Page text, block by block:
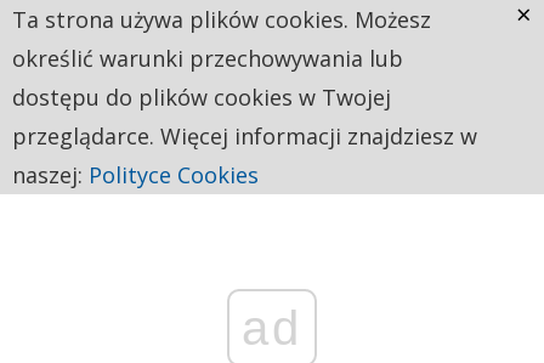
ad
Ta strona używa plików cookies. Możesz
określić warunki przechowywania lub
dostępu do plików cookies w Twojej
przeglądarce. Więcej informacji znajdziesz w
naszej: Polityce Cookies
×